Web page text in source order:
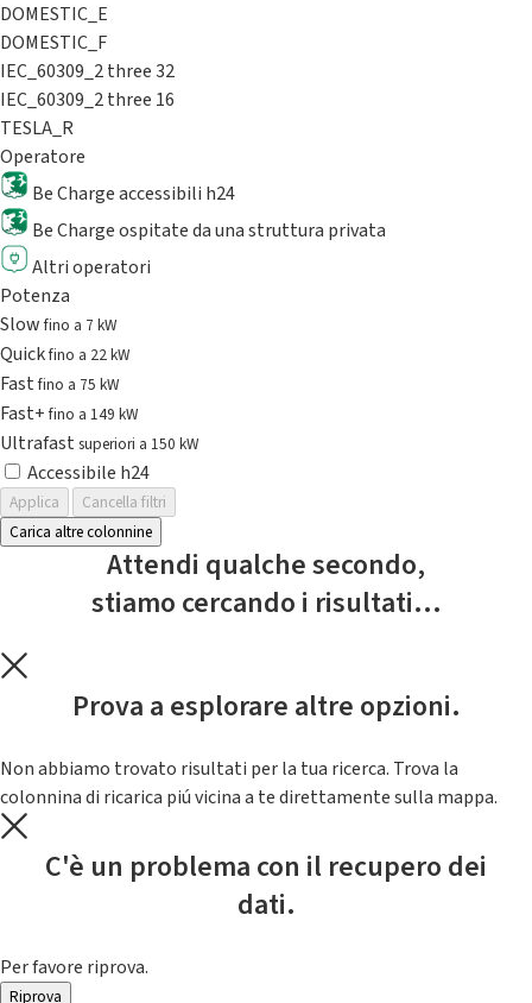
DOMESTIC_E
DOMESTIC_F
IEC_60309_2 three 32
IEC_60309_2 three 16
TESLA_R
Operatore
Be Charge accessibili h24
Be Charge ospitate da una struttura privata
Altri operatori
Potenza
Slowfino a 7 kW
Quickfino a 22 kW
Fastfino a 75 kW
Fast+fino a 149 kW
Ultrafast superiori a 150 kW
Accessibile h24
Applica
Cancella filtri
Carica altre colonnine
Attendi qualche secondo,
stiamo cercando i risultati...
Prova a esplorare altre opzioni.
Non abbiamo trovato risultati per la tua ricerca. Trova la
colonnina di ricarica piú vicina a te direttamente sulla mappa.
C'è un problema con il recupero dei
dati.
Per favore riprova.
Riprova